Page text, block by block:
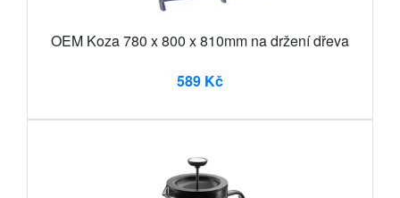
OEM Koza 780 x 800 x 810mm na držení dřeva
589 Kč